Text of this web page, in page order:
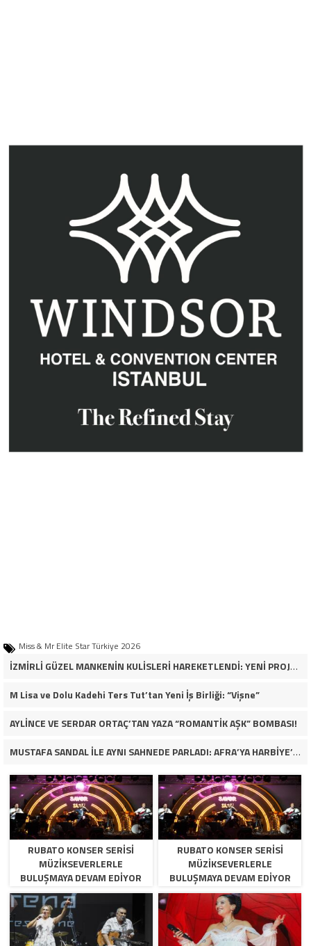
Miss & Mr Elite Star Türkiye 2026
İZMİRLİ GÜZEL MANKENİN KULİSLERİ HAREKETLENDİ: YENİ PROJELER YOLDA!
M Lisa ve Dolu Kadehi Ters Tut’tan Yeni İş Birliği: “Vişne”
AYLİNCE VE SERDAR ORTAÇ’TAN YAZA “ROMANTİK AŞK” BOMBASI!
MUSTAFA SANDAL İLE AYNI SAHNEDE PARLADI: AFRA’YA HARBİYE’DE BÜYÜK ALKIŞ
RUBATO KONSER SERISI
MÜZIKSEVERLERLE
BULUŞMAYA DEVAM EDIYOR
RUBATO KONSER SERISI
MÜZIKSEVERLERLE
BULUŞMAYA DEVAM EDIYOR